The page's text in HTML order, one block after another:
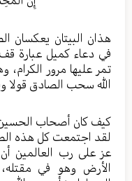
هذان البيتان يعكسان
في دعاء كميل عبارة قف
تمر عليها مرور
الله سحب الصادق قولا
كيف كان أصحاب
لقد اجتمعت كل هذه
عز على رب العالمين
الأرض وهو في